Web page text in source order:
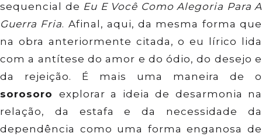
sequencial de Eu E Você Como Alegoria Para A
Guerra Fria. Afinal, aqui, da mesma forma que
na obra anteriormente citada, o eu lírico lida
com a antítese do amor e do ódio, do desejo e
da rejeição. É mais uma maneira de o
sorosoro explorar a ideia de desarmonia na
relação, da estafa e da necessidade da
dependência como uma forma enganosa de